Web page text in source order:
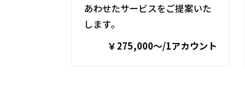
あわせたサービスをご提案いた
します。
￥275,000〜/1アカウント